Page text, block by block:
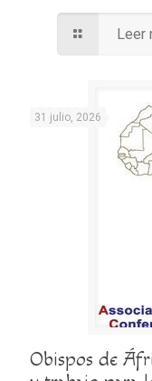
Leer
31 julio, 2026
Obispos de